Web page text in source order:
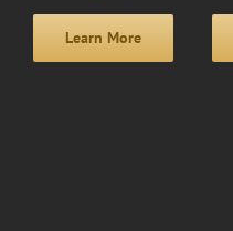
Learn More